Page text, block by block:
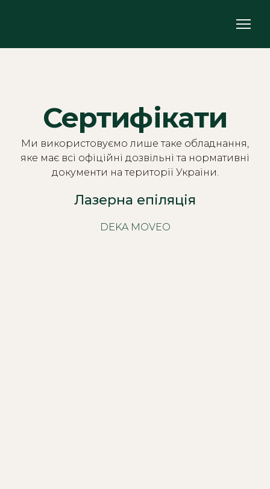
Сертифікати
Ми використовуємо лише таке обладнання,
яке має всі офіційні дозвільні та нормативні
документи на території України.
Лазерна епіляція
DEKA MOVEO